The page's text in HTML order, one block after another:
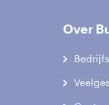
Over